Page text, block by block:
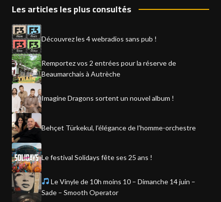
Les articles les plus consultés
Découvrez les 4 webradios sans pub !
Remportez vos 2 entrées pour la réserve de
Beaumarchais à Autrèche
Imagine Dragons sortent un nouvel album !
Behçet Türkekul, l’élégance de l’homme-orchestre
Le festival Solidays fête ses 25 ans !
Le Vinyle de 10h moins 10 – Dimanche 14 juin –
Sade – Smooth Operator